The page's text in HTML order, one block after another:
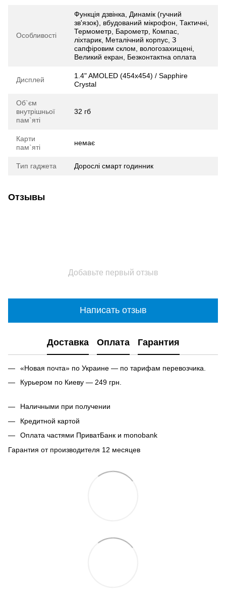
Особливості
Функція дзвінка, Динамік (гучний
зв'язок), вбудований мікрофон, Тактичні,
Термометр, Барометр, Компас,
ліхтарик, Металічний корпус, З
сапфіровим склом, вологозахищені,
Великий екран, Безконтактна оплата
Дисплей
1.4" AMOLED (454x454) / Sapphire
Crystal
Об`єм
внутрішньої
пам`яті
32 гб
Карти
пам`яті
немає
Тип гаджета Дорослі смарт годинник
Отзывы
Добавьте первый отзыв
Написать отзыв
Доставка Оплата Гарантия
«Новая почта» по Украине — по тарифам перевозчика.
Курьером по Киеву — 249 грн.
Наличными при получении
Кредитной картой
Оплата частями ПриватБанк и monobank
Гарантия от производителя 12 месяцев